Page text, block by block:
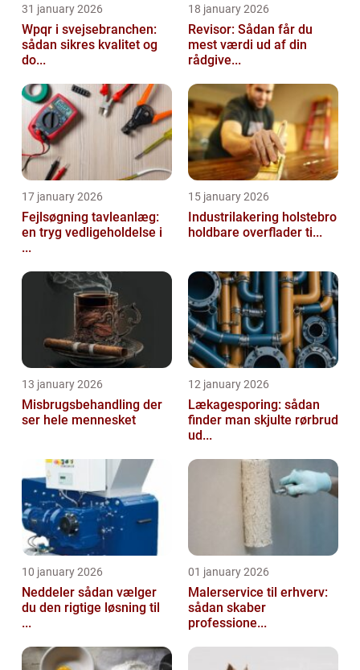
31 january 2026
Wpqr i svejsebranchen:
sådan sikres kvalitet og
do...
18 january 2026
Revisor: Sådan får du
mest værdi ud af din
rådgive...
17 january 2026
Fejlsøgning tavleanlæg:
en tryg vedligeholdelse i
...
15 january 2026
Industrilakering holstebro
holdbare overflader ti...
13 january 2026
Misbrugsbehandling der
ser hele mennesket
12 january 2026
Lækagesporing: sådan
finder man skjulte rørbrud
ud...
10 january 2026
Neddeler sådan vælger
du den rigtige løsning til
...
01 january 2026
Malerservice til erhverv:
sådan skaber
professione...